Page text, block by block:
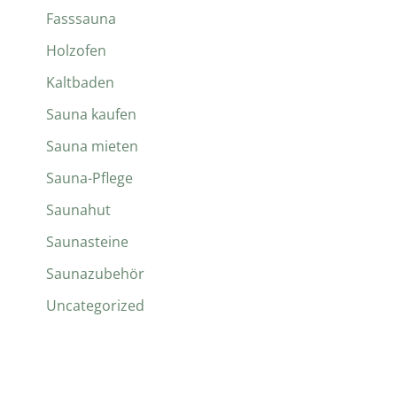
Fasssauna
Holzofen
Kaltbaden
Sauna kaufen
Sauna mieten
Sauna-Pflege
Saunahut
Saunasteine
Saunazubehör
Uncategorized